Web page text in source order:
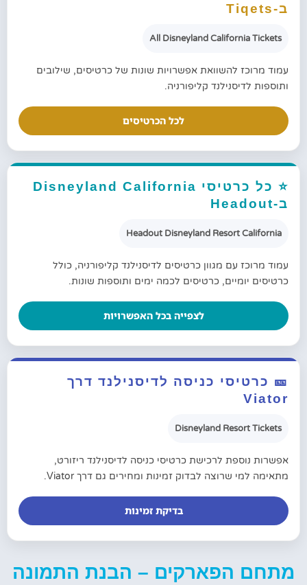
ב-Tiqets
All Disneyland California Tickets
עמוד מרוכז להשוואת אפשרויות שונות של כרטיסים, שילובים
ותוספות לדיסנילנד קליפורניה.
לכל הכרטיסים
⭐ כל כרטיסי Disneyland California
ב-Headout
Headout Disneyland Resort California
עמוד מרוכז עם מגוון כרטיסים לדיסנילנד קליפורניה, כולל
כרטיסים יומיים, כרטיסים לכמה ימים ותוספות שונות.
לצפייה בכל האפשרויות
🎫 כרטיסי כניסה לדיסנילנד דרך
Viator
Disneyland Resort Tickets
אפשרות נוספת לרכישת כרטיסי כניסה לדיסנילנד ריזורט,
מתאימה למי שרוצה לבדוק זמינות ומחירים גם דרך Viator.
בדיקת זמינות
מתחם הפארקים – הבנת התמונה